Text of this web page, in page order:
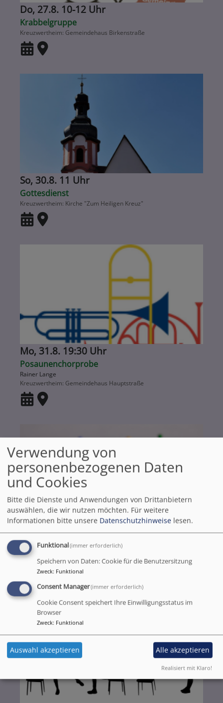
Do, 27.8. 10-12 Uhr
Krabbelgruppe
Kreuzwertheim Gemeindehaus Birkenstraße
So, 30.8. 11 Uhr
Gottesdienst
Kreuzwertheim Kirche "Zum Heiligen Kreuz"
Mo, 31.8. 19:30 Uhr
Posaunenchorprobe
Rainer Lange
Kreuzwertheim Gemeindehaus Hauptstraße
Mi, 2.9. 19 Uhr
Spiele-Abend für jung und alt
Renate Dreßler
Kreuzwertheim Gemeindehaus Hauptstraße
Verwendung von
personenbezogenen Daten
und Cookies
Bitte die Dienste und Anwendungen von Drittanbietern
auswählen, die wir nutzen möchten. Für weitere
Informationen bitte unsere Datenschutzhinweise lesen.
Funktional(immer erforderlich)
Speichern von Daten: Cookie für die Benutzersitzung
Zweck: Funktional
Consent Manager(immer erforderlich)
Cookie Consent speichert Ihre Einwilligungsstatus im
Browser
Zweck: Funktional
Auswahl akzeptieren Alle akzeptieren
Realisiert mit Klaro!